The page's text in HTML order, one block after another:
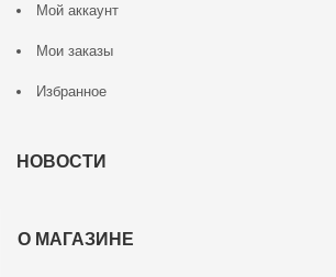
Мой аккаунт
Мои заказы
Избранное
НОВОСТИ
О МАГАЗИНЕ